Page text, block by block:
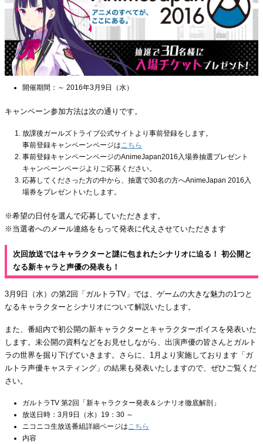
開催期間：～ 2016年3月9日（水）
キャンペーン参加方法は次の通りです。
放課後ガールズトライブ公式サイトより事前登録をします。
事前登録キャンペーンページは こちら
事前登録キャンペーンページのAnimeJapan2016入場券抽選プレゼント
キャンペーンページよりご応募ください。
応募してくださった方の中から、抽選で30名の方へAnimeJapan 2016入
場券をプレゼントいたします。
※希望の日付を選んで応募していただきます。
※当選者へのメール連絡をもって発表に代えさせていただきます
次回放送ではキャラクターと謎に包まれたシナリオに迫る！ 初公開と
なる新キャラと声優の発表も！
3月9日（水）の第2回「ガルトラTV」では、ゲームの大きな魅力の1つと
なるキャラクターとシナリオについて解説いたします。
また、番組内で初公開の新キャラクターとキャラクターボイスを発表いた
します。未公開の資料などをお見せしながら、出演声優の皆さんとガルト
ラの世界を掘り下げていきます。さらに、1月より実施しております「ガ
ルトラ声優キャスティング」の結果も発表いたしますので、ぜひご覧くだ
さい。
ガルトラTV 第2回「新キャラクター発表＆シナリオ徹底解剖」
放送日時：3月9日（水）19：30 ～
ニコニコ生放送番組詳細ページは こちら
内容